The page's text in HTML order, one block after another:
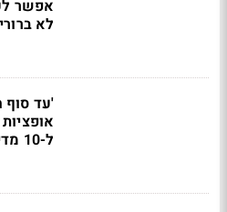
לא
'עד סוף
ל-10 מדינות